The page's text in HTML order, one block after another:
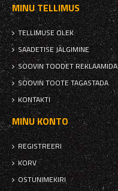
MINU TELLIMUS
TELLIMUSE OLEK
SAADETISE JÄLGIMINE
SOOVIN TOODET REKLAAMIDA
SOOVIN TOOTE TAGASTADA
KONTAKTI
MINU KONTO
REGISTREERI
KORV
OSTUNIMEKIRI